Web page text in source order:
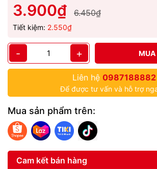
3.900₫ 6.450₫
Tiết kiệm: 2.550₫
- + MUA
Liên hệ 0987188882
Để được tư vấn và hỗ trợ
Mua sản phẩm trên:
Cam kết bán hàng